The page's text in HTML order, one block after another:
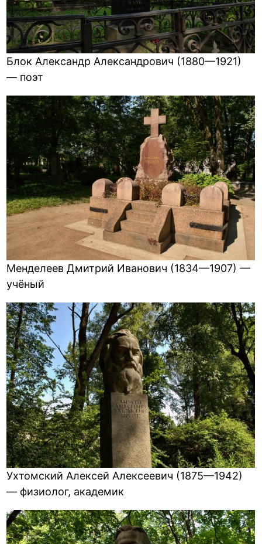
Блок Александр Александрович (1880—1921)
— поэт
Менделеев Дмитрий Иванович (1834—1907) —
учёный
Ухтомский Алексей Алексеевич (1875—1942)
— физиолог, академик